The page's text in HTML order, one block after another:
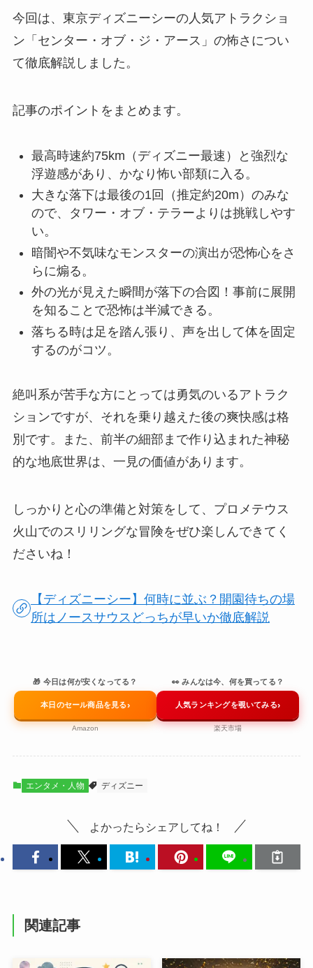
今回は、東京ディズニーシーの人気アトラクショ
ン「センター・オブ・ジ・アース」の怖さについ
て徹底解説しました。
記事のポイントをまとめます。
最高時速約75km（ディズニー最速）と強烈な
浮遊感があり、かなり怖い部類に入る。
大きな落下は最後の1回（推定約20m）のみな
ので、タワー・オブ・テラーよりは挑戦しやす
い。
暗闇や不気味なモンスターの演出が恐怖心をさ
らに煽る。
外の光が見えた瞬間が落下の合図！事前に展開
を知ることで恐怖は半減できる。
落ちる時は足を踏ん張り、声を出して体を固定
するのがコツ。
絶叫系が苦手な方にとっては勇気のいるアトラク
ションですが、それを乗り越えた後の爽快感は格
別です。また、前半の細部まで作り込まれた神秘
的な地底世界は、一見の価値があります。
しっかりと心の準備と対策をして、プロメテウス
火山でのスリリングな冒険をぜひ楽しんできてく
ださいね！
【ディズニーシー】何時に並ぶ？開園待ちの場
所はノースサウスどっちが早いか徹底解説
🎁 今日は何が安くなってる？
本日のセール商品を見る›
Amazon
👀 みんなは今、何を買ってる？
人気ランキングを覗いてみる›
楽天市場
エンタメ・人物 ディズニー
よかったらシェアしてね！
関連記事